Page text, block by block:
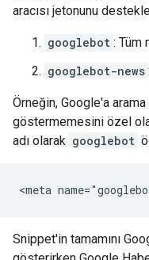
aracısı jetonunu
googlebot : Tüm
googlebot-news
Örneğin, Google'a
göstermemesini özel
adı olarak googlebot
<meta
Snippet'in tamamını